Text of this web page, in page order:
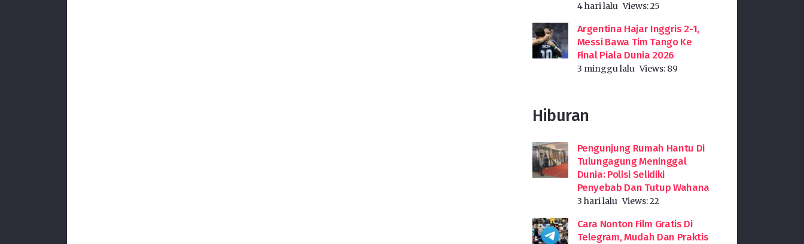
4 hari lalu Views:25
Argentina Hajar Inggris 2-1,
Messi Bawa Tim Tango Ke
Final Piala Dunia 2026
3 minggu lalu Views: 89
Hiburan
Pengunjung Rumah Hantu Di
Tulungagung Meninggal
Dunia: Polisi Selidiki
Penyebab Dan Tutup Wahana
3 hari lalu Views:22
Cara Nonton Film Gratis Di
Telegram, Mudah Dan Praktis